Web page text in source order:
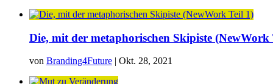
Die, mit der metaphorischen Skipiste (NewWork
von Branding4Future | Okt. 28, 2021